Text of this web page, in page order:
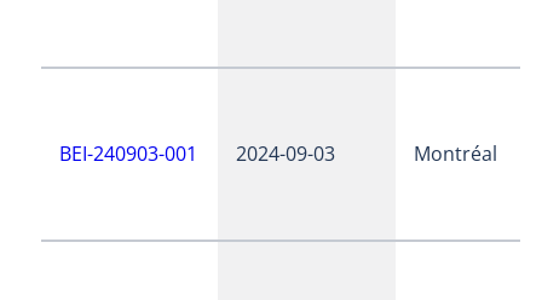
BEI-240903-001 2024-09-03 Montréal